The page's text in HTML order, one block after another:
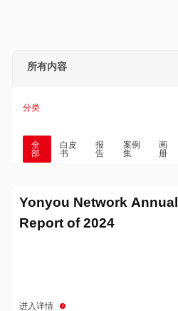
所有内容
分类
全
部
白皮
书
报
告
案例
集
画
册
Yonyou Network Annual
Report of 2024
进入详情